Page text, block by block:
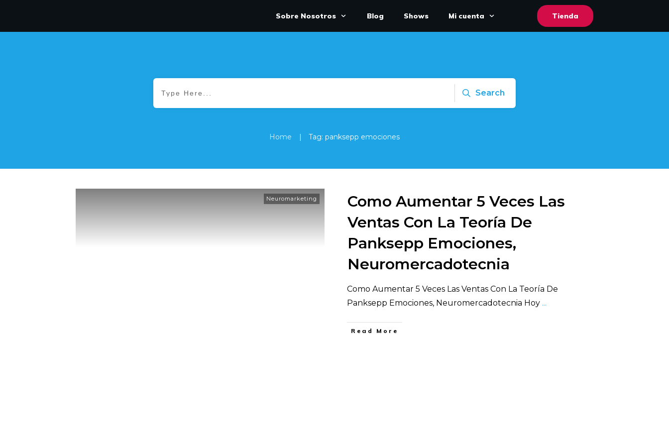
Sobre Nosotros Blog Shows Mi cuenta Tienda
Search
Home | Tag: panksepp emociones
Neuromarketing
Como Aumentar 5 Veces Las
Ventas Con La Teoría De
Panksepp Emociones,
Neuromercadotecnia
Como Aumentar 5 Veces Las Ventas Con La Teoría De
Panksepp Emociones, Neuromercadotecnia Hoy ...
​Read More